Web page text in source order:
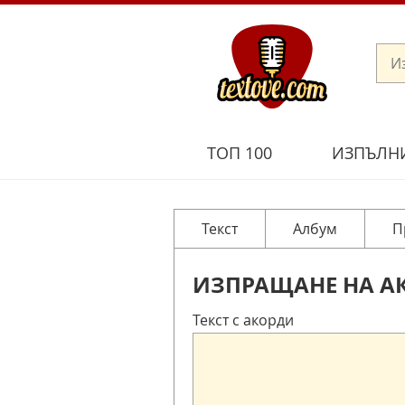
ТОП 100
Текст Албум
ИЗПРАЩАНЕ НА
Текст с акорди